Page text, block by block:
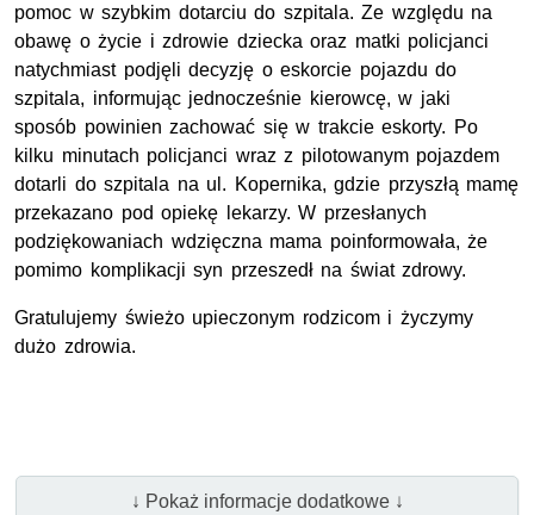
pomoc w szybkim dotarciu do szpitala. Ze względu na
obawę o życie i zdrowie dziecka oraz matki policjanci
natychmiast podjęli decyzję o eskorcie pojazdu do
szpitala, informując jednocześnie kierowcę, w jaki
sposób powinien zachować się w trakcie eskorty. Po
kilku minutach policjanci wraz z pilotowanym pojazdem
dotarli do szpitala na ul. Kopernika, gdzie przyszłą mamę
przekazano pod opiekę lekarzy. W przesłanych
podziękowaniach wdzięczna mama poinformowała, że
pomimo komplikacji syn przeszedł na świat zdrowy.
Gratulujemy świeżo upieczonym rodzicom i życzymy
dużo zdrowia.
↓ Pokaż informacje dodatkowe ↓